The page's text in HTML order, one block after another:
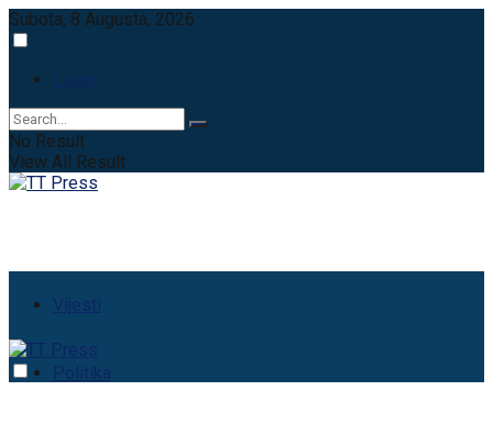
Subota, 8 Augusta, 2026
Login
No Result
View All Result
Vijesti
Politika